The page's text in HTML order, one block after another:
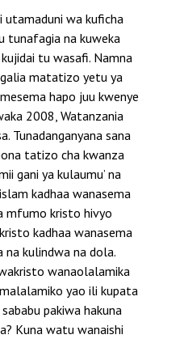
utamaduni wa kuficha
tunafagia na kuweka
tu wasafi. Namna
matatizo yetu ya
hapo juu kwenye
2008, Watanzania
Tunadanganyana sana
tatizo cha kwanza
gani ya kulaumu’ na
kadhaa wanasema
mfumo kristo hivyo
kadhaa wanasema
na kulindwa na dola.
wanaolalamika
yao ili kupata
pakiwa hakuna
Kuna watu wanaishi